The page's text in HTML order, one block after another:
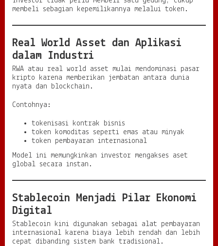
membeli sebagian kepemilikannya melalui token.
Real World Asset dan Aplikasi
dalam Industri
RWA atau real world asset mulai mendominasi pasar
kripto karena memberikan jembatan antara dunia
nyata dan blockchain.
Contohnya:
tokenisasi kontrak bisnis
token komoditas seperti emas atau minyak
token pembayaran internasional
Model ini memungkinkan investor mengakses aset
global secara instan.
Stablecoin Menjadi Pilar Ekonomi
Digital
Stablecoin kini digunakan sebagai alat pembayaran
internasional karena biaya lebih rendah dan lebih
cepat dibanding sistem bank tradisional.